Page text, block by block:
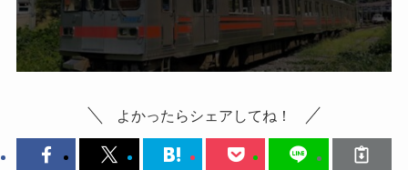
よかったらシェアしてね！